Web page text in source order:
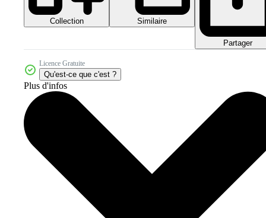
Collection Similaire
Partager
Licence Gratuite
Qu'est-ce que c'est ?
Plus d'infos